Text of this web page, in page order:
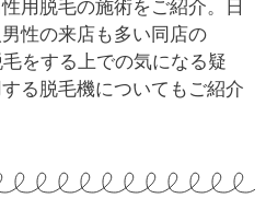
用脱毛の施術をご紹介。日
性の来店も多い同店の
をする上での気になる疑
る脱毛機についてもご紹介